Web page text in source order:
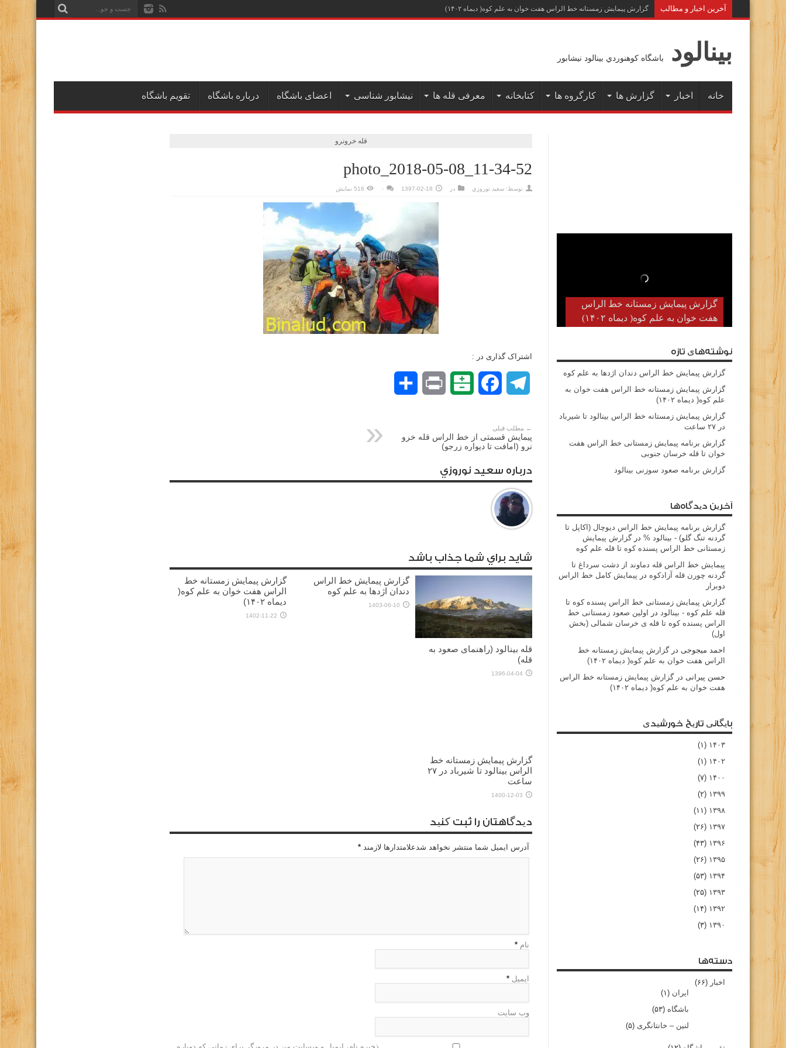
آخرين اخبار و مطالب گزارش پیمایش زمستانه خط الراس هفت خوان به علم کوه( دیماه ۱۴۰۲)
بينالود باشگاه كوهنوردي بينالود نيشابور
خانه اخبار گزارش ها کارگروه ها کتابخانه معرفی قله ها نیشابور شناسی اعضای باشگاه درباره باشگاه تقویم باشگاه
قله خرونرو
photo_2018-05-08_11-34-52
توسط: سعيد نوروزي در 1397-02-18 ۰ 516 نمایش
اشتراک گذاری در :
Telegram
Facebook
Balatarin
Print
← مطلب قبلی
پیمایش قسمتی از خط الراس قله خرو
نرو (امافت تا دیواره زرجو)
درباره سعيد نوروزي
شايد براي شما جذاب باشد
قله بینالود (راهنمای صعود به
قله)
1396-04-04
گزارش پیمایش خط الراس
دندان اژدها به علم کوه
1403-06-10
گزارش پیمایش زمستانه خط
الراس هفت خوان به علم کوه(
دیماه ۱۴۰۲)
1402-11-22
گزارش پیمایش زمستانه خط
الراس بینالود تا شیرباد در ۲۷
ساعت
1400-12-03
دیدگاهتان را ثبت کنید
آدرس ایمیل شما منتشر نخواهد شدعلامتدارها لازمند *
نام *
ایمیل *
وب سایت
گزارش پیمایش زمستانه خط الراس
هفت خوان به علم کوه( دیماه ۱۴۰۲)
نوشته‌های تازه
گزارش پیمایش خط الراس دندان اژدها به علم کوه
گزارش پیمایش زمستانه خط الراس هفت خوان به
علم کوه( دیماه ۱۴۰۲)
گزارش پیمایش زمستانه خط الراس بینالود تا شیرباد
در ۲۷ ساعت
گزارش برنامه پیمایش زمستانی خط الراس هفت
خوان تا قله خرسان جنوبی
گزارش برنامه صعود سوزنی بینالود
آخرین دیدگاه‌ها
گزارش برنامه پيمايش خط الراس ديوچال (اكاپل تا
گردنه تنگ گلو) - بينالود % درگزارش پیمایش
زمستانی خط الراس پسنده کوه تا قله علم کوه
پيمايش خط الراس قله دماوند از دشت سرداغ تا
گردنه چورن قله آزادكوه در پیمایش کامل خط الراس
دوبرار
گزارش پیمایش زمستانی خط الراس پسنده کوه تا
قله علم کوه - بينالود در
اولین صعود زمستانی خط
الراس پسنده کوه تا قله ی خرسان شمالی (بخش
اول)
احمد میجوجی درگزارش پیمایش زمستانه خط
الراس هفت خوان به علم کوه( دیماه ۱۴۰۲)
حسن پیرانی درگزارش پیمایش زمستانه خط الراس
هفت خوان به علم کوه( دیماه ۱۴۰۲)
بایگانی تاریخ خورشیدی
۱۴۰۳ (۱)
۱۴۰۲ (۱)
۱۴۰۰ (۷)
۱۳۹۹ (۲)
۱۳۹۸ (۱۱)
۱۳۹۷ (۲۶)
۱۳۹۶ (۴۳)
۱۳۹۵ (۲۶)
۱۳۹۴ (۵۳)
۱۳۹۳ (۲۵)
۱۳۹۲ (۱۴)
۱۳۹۰ (۳)
دسته‌ها
اخبار (۶۶)
ایران (۱)
باشگاه (۵۳)
لنین – خانتانگری (۵)